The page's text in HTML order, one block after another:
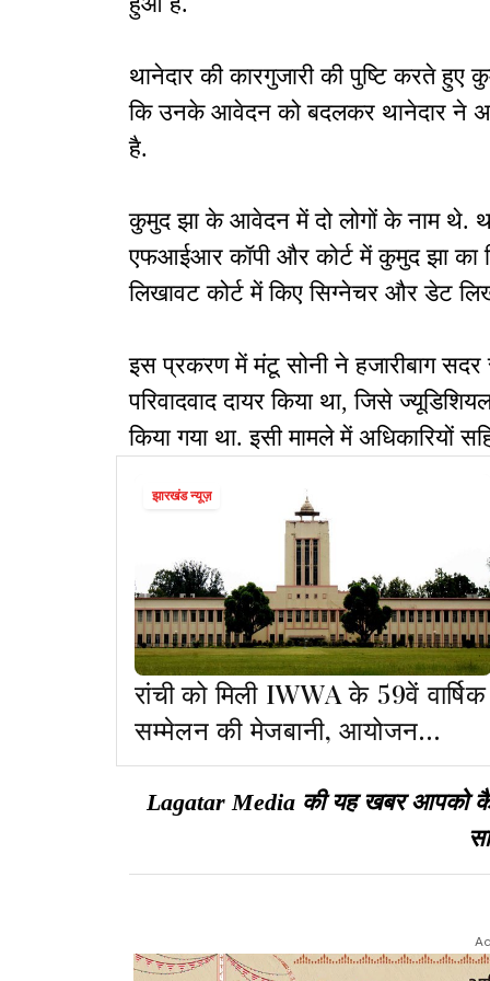
थानेदार की कारगुजारी की पुष्टि करते हुए
कि उनके आवेदन को बदलकर थानेदार ने
है.
कुमुद झा के आवेदन में दो लोगों के नाम थे.
एफआईआर कॉपी और कोर्ट में कुमुद झा
लिखावट कोर्ट में किए सिग्नेचर और डेट
इस प्रकरण में मंटू सोनी ने हजारीबाग
परिवादवाद दायर किया था, जिसे
किया गया था. इसी मामले में अधिकारियों
झारखंड न्यूज़
रांची को मिली IWWA के 59वें वार्षिक
सम्मेलन की मेजबानी, आयोजन
जनवरी 2027 में
Lagatar Media की यह खबर आपको